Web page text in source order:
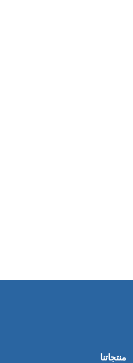
منتجاتنا